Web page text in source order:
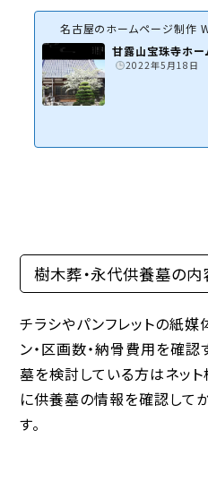
名古屋のホームページ制作
甘露山宝珠寺ホー
2022年5月18日
樹木葬・永代供養墓の内
チラシやパンフレットの紙媒
ン・区画数・納骨費用を確認
墓を検討している方はネッ
に供養墓の情報を確認して
す。